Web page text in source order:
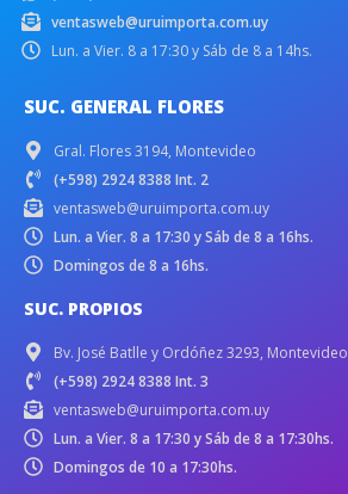
ventasweb@uruimporta.com.uy
Lun. a Vier. 8 a 17:30 y Sáb de 8 a 14hs.
SUC. GENERAL FLORES
Gral. Flores 3194, Montevideo
(+598) 2924 8388 Int. 2
ventasweb@uruimporta.com.uy
Lun. a Vier. 8 a 17:30 y Sáb de 8 a 16hs.
Domingos de 8 a 16hs.
SUC. PROPIOS
Bv. José Batlle y Ordóñez 3293, Montevideo
(+598) 2924 8388 Int. 3
ventasweb@uruimporta.com.uy
Lun. a Vier. 8 a 17:30 y Sáb de 8 a 17:30hs.
Domingos de 10 a 17:30hs.